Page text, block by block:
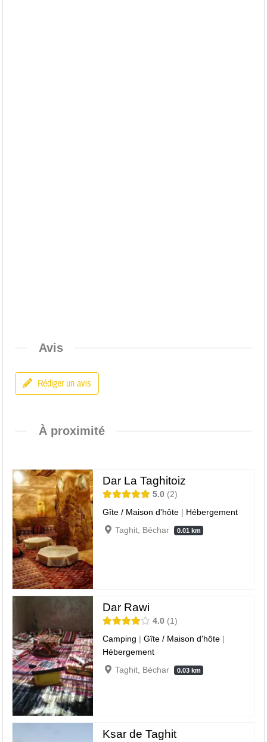
Avis
Rédiger un avis
À proximité
Dar La Taghitoiz
5.0
2
Gîte / Maison d'hôte | Hébergement
Taghit, Béchar
0.01 km
Dar Rawi
4.0
1
Camping |Gîte / Maison d'hôte |
Hébergement
Taghit, Béchar
0.03 km
Ksar de Taghit